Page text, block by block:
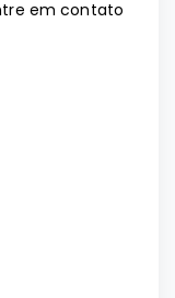
em contato